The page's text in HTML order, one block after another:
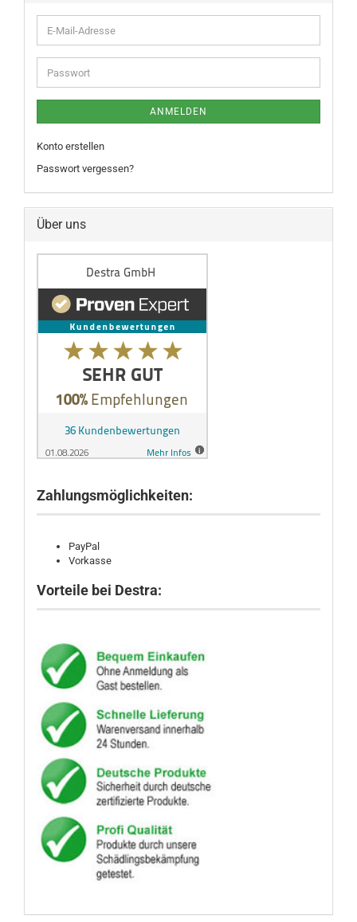
ANMELDEN
Konto erstellen
Passwort vergessen?
Über uns
Zahlungsmöglichkeiten:
PayPal
Vorkasse
Vorteile bei Destra: